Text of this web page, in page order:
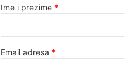
Ime i prezime
Email adresa